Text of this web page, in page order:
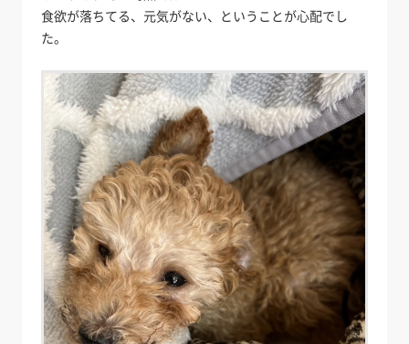
食欲が落ちてる、元気がない、ということが心配でし
た。